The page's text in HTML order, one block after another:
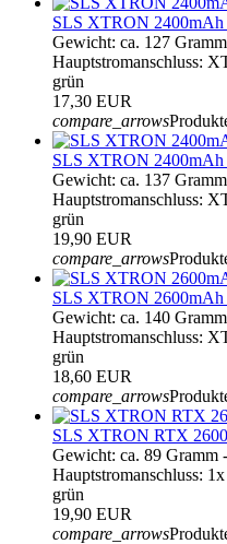
SLS XTRON 2400mAh
Gewicht: ca. 127
Hauptstromanschluss:
grün
17,30 EUR
compare_arrows
SLS XTRON 2400mAh
Gewicht: ca. 137
Hauptstromanschluss:
grün
19,90 EUR
compare_arrows
SLS XTRON 2600mAh
Gewicht: ca. 140
Hauptstromanschluss:
grün
18,60 EUR
compare_arrows
SLS XTRON RTX
Gewicht: ca. 89
Hauptstromanschluss:
grün
19,90 EUR
compare_arrows